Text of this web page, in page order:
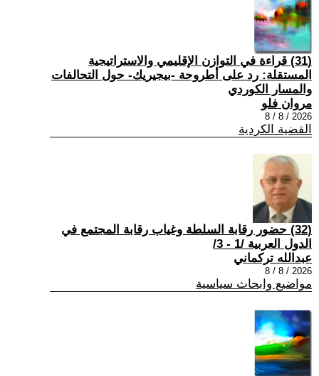
(31) قراءة في التوازن الإقليمي والاستراتيجية
المستقلة: رد على أطروحة -بيجيريك- حول التحالفات
والمسار الكوردي
مروان فلو
2026 / 8 / 8
القضية الكردية
(32) حضور رقابة السلطة وغياب رقابة المجتمع في
الدول العربية /1 - 3/
عبدالله تركماني
2026 / 8 / 8
مواضيع وابحاث سياسية